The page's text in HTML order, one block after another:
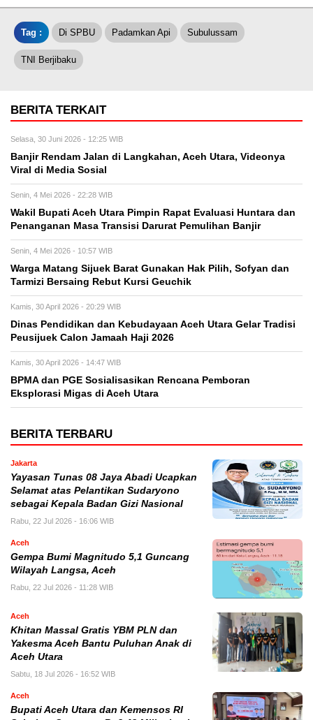
Tag : Di SPBU Padamkan Api Subulussam
TNI Berjibaku
BERITA TERKAIT
Selasa, 30 Juni 2026 - 12:25 WIB
Banjir Rendam Jalan di Langkahan, Aceh Utara, Videonya
Viral di Media Sosial
Senin, 4 Mei 2026 - 22:28 WIB
Wakil Bupati Aceh Utara Pimpin Rapat Evaluasi Huntara dan
Penanganan Masa Transisi Darurat Pemulihan Banjir
Senin, 4 Mei 2026 - 10:57 WIB
Warga Matang Sijuek Barat Gunakan Hak Pilih, Sofyan dan
Tarmizi Bersaing Rebut Kursi Geuchik
Kamis, 30 April 2026 - 20:29 WIB
Dinas Pendidikan dan Kebudayaan Aceh Utara Gelar Tradisi
Peusijuek Calon Jamaah Haji 2026
Kamis, 30 April 2026 - 14:47 WIB
BPMA dan PGE Sosialisasikan Rencana Pemboran
Eksplorasi Migas di Aceh Utara
BERITA TERBARU
Jakarta
Yayasan Tunas 08 Jaya Abadi Ucapkan
Selamat atas Pelantikan Sudaryono
sebagai Kepala Badan Gizi Nasional
Rabu, 22 Jul 2026 - 16:06 WIB
Aceh
Gempa Bumi Magnitudo 5,1 Guncang
Wilayah Langsa, Aceh
Rabu, 22 Jul 2026 - 11:28 WIB
Aceh
Khitan Massal Gratis YBM PLN dan
Yakesma Aceh Bantu Puluhan Anak di
Aceh Utara
Sabtu, 18 Jul 2026 - 16:52 WIB
Aceh
Bupati Aceh Utara dan Kemensos RI